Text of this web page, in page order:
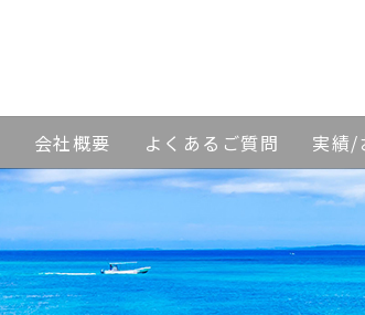
会社概要 よくあるご質問 実績/